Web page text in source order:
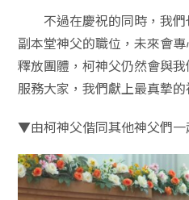
不過在慶祝的同時，我們
副本堂神父的職位，未來會
釋放團體，柯神父仍然會與
服務大家，我們獻上最真摯的
▼由柯神父偕同其他神父們一